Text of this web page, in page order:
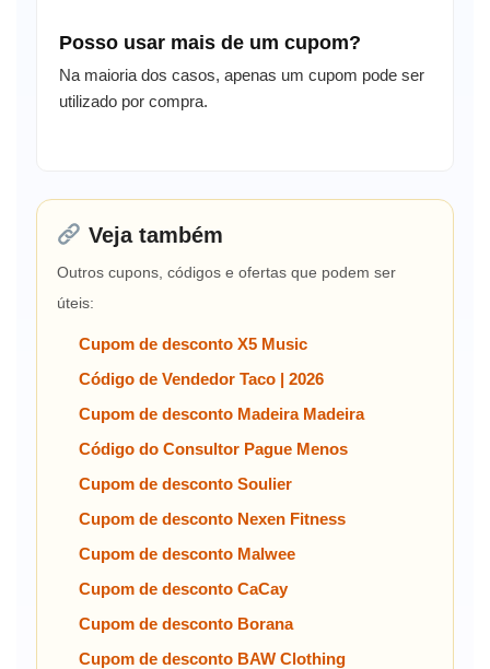
Posso usar mais de um cupom?
Na maioria dos casos, apenas um cupom pode ser
utilizado por compra.
Veja também
Outros cupons, códigos e ofertas que podem ser
úteis:
Cupom de desconto X5 Music
Código de Vendedor Taco | 2026
Cupom de desconto Madeira Madeira
Código do Consultor Pague Menos
Cupom de desconto Soulier
Cupom de desconto Nexen Fitness
Cupom de desconto Malwee
Cupom de desconto CaCay
Cupom de desconto Borana
Cupom de desconto BAW Clothing